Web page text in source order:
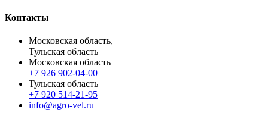
Контакты
Московская область,
Тульская область
Московская область
+7 926 902-04-00
Тульская область
+7 920 514-21-95
info@agro-vel.ru